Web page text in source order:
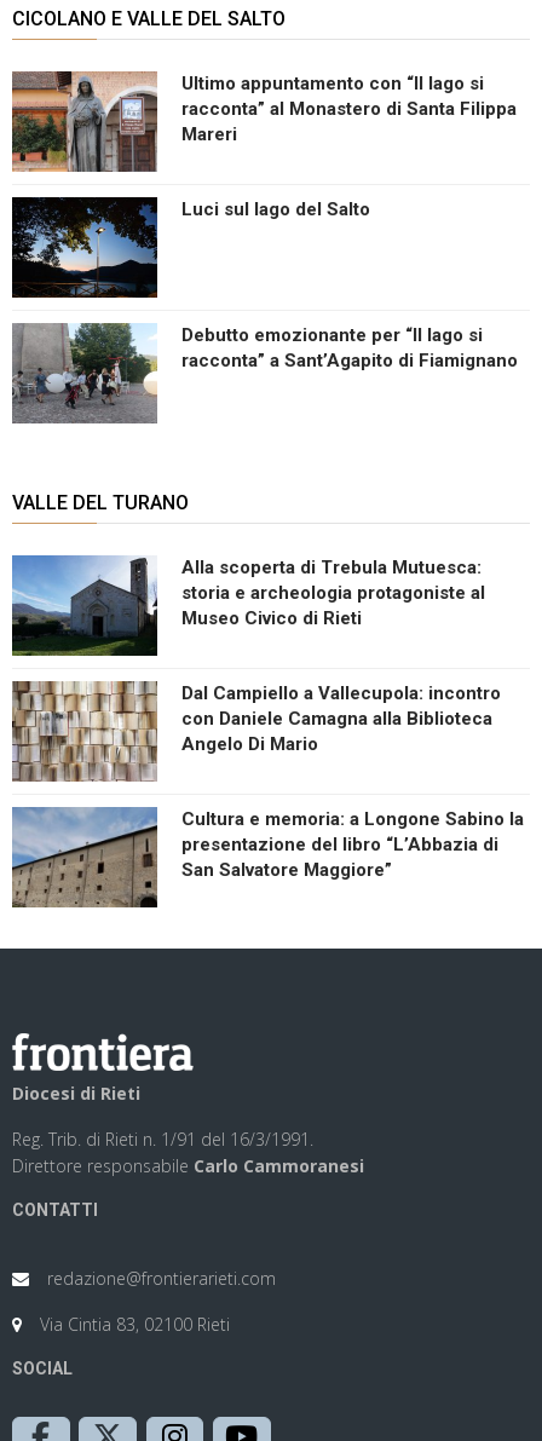
CICOLANO E VALLE DEL SALTO
Ultimo appuntamento con “Il lago si
racconta” al Monastero di Santa Filippa
Mareri
Luci sul lago del Salto
Debutto emozionante per “Il lago si
racconta” a Sant’Agapito di Fiamignano
VALLE DEL TURANO
Alla scoperta di Trebula Mutuesca:
storia e archeologia protagoniste al
Museo Civico di Rieti
Dal Campiello a Vallecupola: incontro
con Daniele Camagna alla Biblioteca
Angelo Di Mario
Cultura e memoria: a Longone Sabino la
presentazione del libro “L’Abbazia di
San Salvatore Maggiore”
Diocesi di Rieti
Reg. Trib. di Rieti n. 1/91 del 16/3/1991.
Direttore responsabile Carlo Cammoranesi
CONTATTI
redazione@frontierarieti.com
Via Cintia 83, 02100 Rieti
SOCIAL